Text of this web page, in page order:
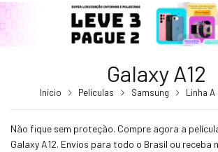
Galaxy A12
Início Películas Samsung Linha A
Não fique sem proteção. Compre agora a
Galaxy A12. Envios para todo o Brasil ou receba